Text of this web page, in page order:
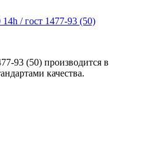
93 (50) производится в
качества.